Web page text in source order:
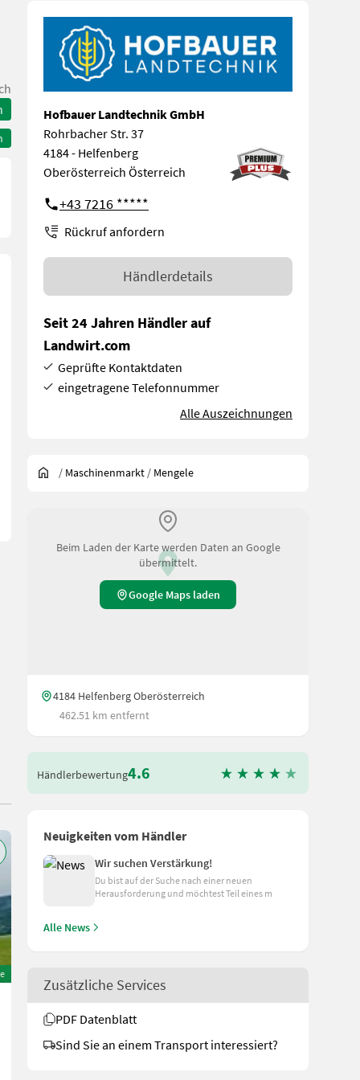
Hofbauer Landtechnik GmbH
Rohrbacher Str. 37
4184 - Helfenberg
Oberösterreich Österreich
+43 7216 *****
Rückruf anfordern
Händlerdetails
Seit 24 Jahren Händler auf
Landwirt.com
Geprüfte Kontaktdaten
eingetragene Telefonnummer
Alle Auszeichnungen
/ Maschinenmarkt / Mengele
Beim Laden der Karte werden Daten an Google
übermittelt.
Google Maps laden
4184 Helfenberg Oberösterreich
462.51 km entfernt
Händlerbewertung4.6
Neuigkeiten vom Händler
Wir suchen Verstärkung!
Du bist auf der Suche nach einer neuen
Herausforderung und möchtest Teil eines m
Alle News
Zusätzliche Services
PDF Datenblatt
Sind Sie an einem Transport interessiert?
Mengele Garant 325
4.900 €
inkl. 13% MwSt./Verm.